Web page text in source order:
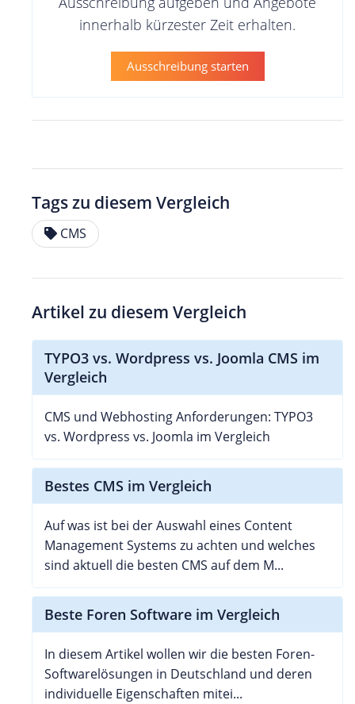
innerhalb kürzester Zeit erhalten.
Ausschreibung starten
Tags zu diesem Vergleich
CMS
Artikel zu diesem Vergleich
TYPO3 vs. Wordpress vs. Joomla CMS im
Vergleich
CMS und Webhosting Anforderungen: TYPO3
vs. Wordpress vs. Joomla im Vergleich
Bestes CMS im Vergleich
Auf was ist bei der Auswahl eines Content
Management Systems zu achten und welches
sind aktuell die besten CMS auf dem M...
Beste Foren Software im Vergleich
In diesem Artikel wollen wir die besten Foren-
Softwarelösungen in Deutschland und deren
individuelle Eigenschaften mitei...